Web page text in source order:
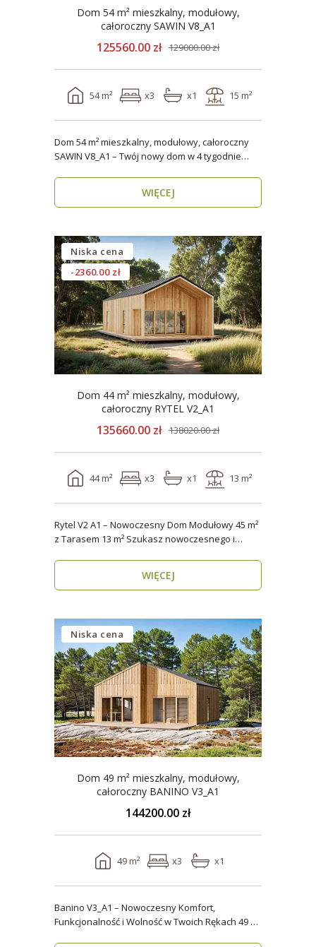
Dom 54 m² mieszkalny, modułowy,
całoroczny SAWIN V8_A1
125560.00 zł 129000.00 zł
54 m² x3 x1 15 m²
Dom 54 m² mieszkalny, modułowy, całoroczny
SAWIN V8_A1 – Twój nowy dom w 4 tygodnie
WIĘCEJ
Niska cena
-2360.00 zł
Dom 44 m² mieszkalny, modułowy,
całoroczny RYTEL V2_A1
135660.00 zł 138020.00 zł
44 m² x3 x1 13 m²
Rytel V2 A1 – Nowoczesny Dom Modułowy 45 m²
z Tarasem 13 m² Szukasz nowoczesnego i
WIĘCEJ
Niska cena
Dom 49 m² mieszkalny, modułowy,
całoroczny BANINO V3_A1
144200.00 zł
49 m² x3 x1
Banino V3_A1 – Nowoczesny Komfort,
Funkcjonalność i Wolność w Twoich Rękach 49 m²